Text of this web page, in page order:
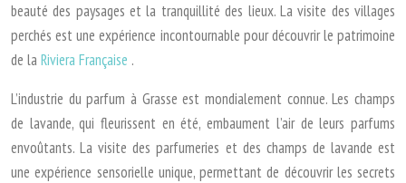
beauté des paysages et la tranquillité des lieux. La visite des villages
perchés est une expérience incontournable pour découvrir le patrimoine
de la Riviera Française .
L’industrie du parfum à Grasse est mondialement connue. Les champs
de lavande, qui fleurissent en été, embaument l’air de leurs parfums
envoûtants. La visite des parfumeries et des champs de lavande est
une expérience sensorielle unique, permettant de découvrir les secrets